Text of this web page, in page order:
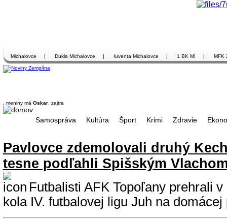
Michalovce | Dukla Michalovce | Iuventa Michalovce | 1 BK MI | MFK
, meniny má Oskar, zajtra
Samospráva Kultúra Šport Krimi Zdravie
Pavlovce zdemolovali druhý
tesne podľahli Spišským
Futbalisti AFK Topoľany prehrali
kola IV. futbalovej ligu Juh na domácej